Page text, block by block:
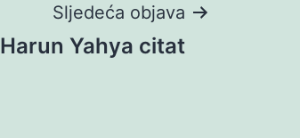
Sljedeća objava
Harun Yahya citat